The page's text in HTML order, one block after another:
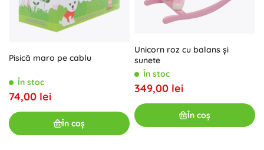
Pisică maro pe cablu
În stoc
74,00 lei
În coș
Unicorn roz cu balans și
sunete
În stoc
349,00 lei
În coș